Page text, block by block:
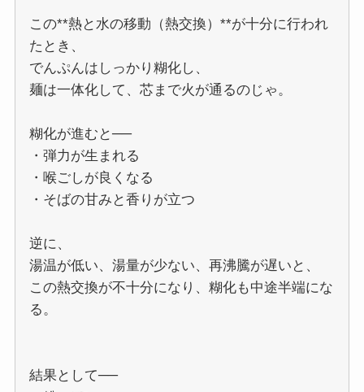
この**熱と水の移動（熱交換）**が十分に行われ
たとき、
でんぷんはしっかり糊化し、
麺は一体化して、芯まで火が通るのじゃ。
糊化が進むと──
・弾力が生まれる
・喉ごしが良くなる
・そばの甘みと香りが立つ
逆に、
湯温が低い、湯量が少ない、再沸騰が遅いと、
この熱交換が不十分になり、糊化も中途半端にな
る。
結果として──